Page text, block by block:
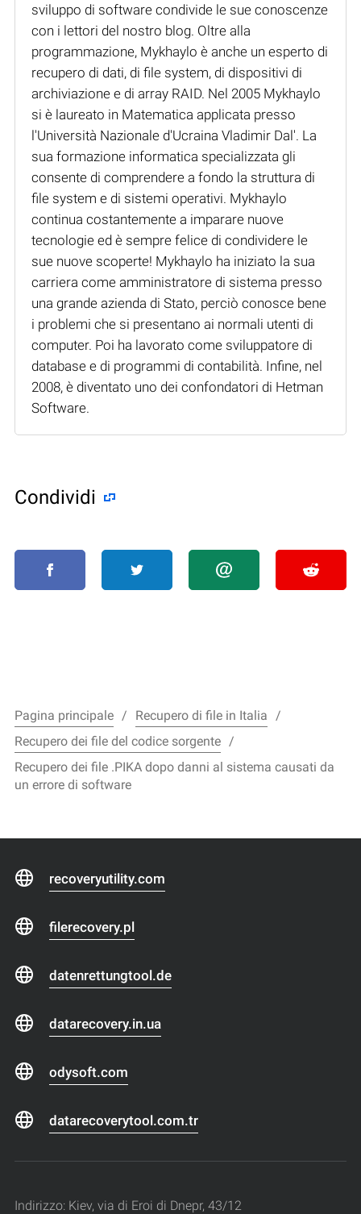
sviluppo di software condivide le sue conoscenze
con i lettori del nostro blog. Oltre alla
programmazione, Mykhaylo è anche un esperto di
recupero di dati, di file system, di dispositivi di
archiviazione e di array RAID. Nel 2005 Mykhaylo
si è laureato in Matematica applicata presso
l'Università Nazionale d'Ucraina Vladimir Dal'. La
sua formazione informatica specializzata gli
consente di comprendere a fondo la struttura di
file system e di sistemi operativi. Mykhaylo
continua costantemente a imparare nuove
tecnologie ed è sempre felice di condividere le
sue nuove scoperte! Mykhaylo ha iniziato la sua
carriera come amministratore di sistema presso
una grande azienda di Stato, perciò conosce bene
i problemi che si presentano ai normali utenti di
computer. Poi ha lavorato come sviluppatore di
database e di programmi di contabilità. Infine, nel
2008, è diventato uno dei confondatori di Hetman
Software.
Condividi
Pagina principale
Recupero di file in Italia
Recupero dei file del codice sorgente
Recupero dei file .PIKA dopo danni al sistema causati da
un errore di software
recoveryutility.com
filerecovery.pl
datenrettungtool.de
datarecovery.in.ua
odysoft.com
datarecoverytool.com.tr
Indirizzo: Kiev, via di Eroi di Dnepr, 43/12